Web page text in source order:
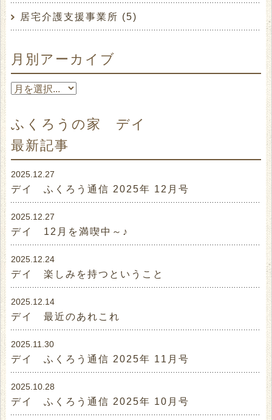
すしっ!!!!
そばっｗｗｗｗ
居宅介護支援事業所 (5)
月別アーカイブ
ふくろうの家 デイ
最新記事
2025.12.27
デイ ふくろう通信 2025年 12月号
2025.12.27
デイ 12月を満喫中～♪
2025.12.24
デイ 楽しみを持つということ
2025.12.14
デイ 最近のあれこれ
2025.11.30
デイ ふくろう通信 2025年 11月号
2025.10.28
デイ ふくろう通信 2025年 10月号